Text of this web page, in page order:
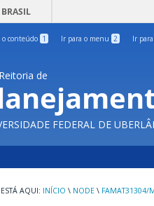
BRASIL
o conteúdo 1 Ir para o menu 2 Ir
de
FEDERAL DE
INÍCIO \ NODE \ FAMAT31304/